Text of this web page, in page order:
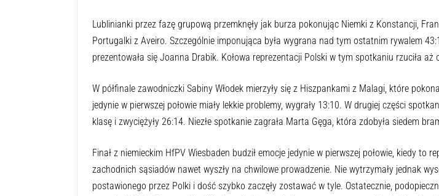
Lublinianki przez fazę grupową przemknęły jak burza pokonując Niemki z Konstancji,
Portugalki z Aveiro. Szczególnie imponująca była wygrana nad tym ostatnim rywalem
prezentowała się Joanna Drabik. Kołowa reprezentacji Polski w tym spotkaniu rzuciła aż
W półfinale zawodniczki Sabiny Włodek mierzyły się z Hiszpankami z Malagi, które
jedynie w pierwszej połowie miały lekkie problemy, wygrały 13:10. W drugiej części
klasę i zwyciężyły 26:14. Niezłe spotkanie zagrała Marta Gęga, która zdobyła siedem
Finał z niemieckim HfPV Wiesbaden budził emocje jedynie w pierwszej połowie, kiedy to
zachodnich sąsiadów nawet wyszły na chwilowe prowadzenie. Nie wytrzymały jednak
postawionego przez Polki i dość szybko zaczęły zostawać w tyle. Ostatecznie,